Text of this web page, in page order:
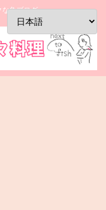
な魚ブログ。